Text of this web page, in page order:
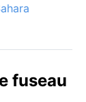
fuseau